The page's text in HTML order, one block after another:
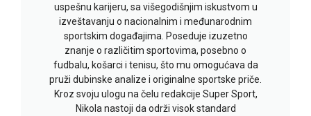
uspešnu karijeru, sa višegodišnjim iskustvom u
izveštavanju o nacionalnim i međunarodnim
sportskim događajima. Poseduje izuzetno
znanje o različitim sportovima, posebno o
fudbalu, košarci i tenisu, što mu omogućava da
pruži dubinske analize i originalne sportske priče.
Kroz svoju ulogu na čelu redakcije Super Sport,
Nikola nastoji da održi visok standard